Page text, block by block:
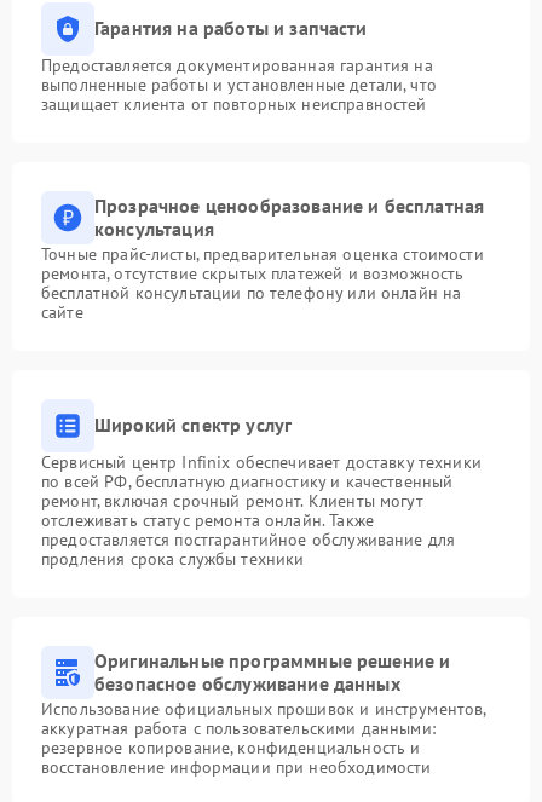
Гарантия на работы и запчасти
Предоставляется документированная гарантия на
выполненные работы и установленные детали, что
защищает клиента от повторных неисправностей
Прозрачное ценообразование и бесплатная
консультация
Точные прайс-листы, предварительная оценка стоимости
ремонта, отсутствие скрытых платежей и возможность
бесплатной консультации по телефону или онлайн на
сайте
Широкий спектр услуг
Сервисный центр Infinix обеспечивает доставку техники
по всей РФ, бесплатную диагностику и качественный
ремонт, включая срочный ремонт. Клиенты могут
отслеживать статус ремонта онлайн. Также
предоставляется постгарантийное обслуживание для
продления срока службы техники
Оригинальные программные решение и
безопасное обслуживание данных
Использование официальных прошивок и инструментов,
аккуратная работа с пользовательскими данными:
резервное копирование, конфиденциальность и
восстановление информации при необходимости